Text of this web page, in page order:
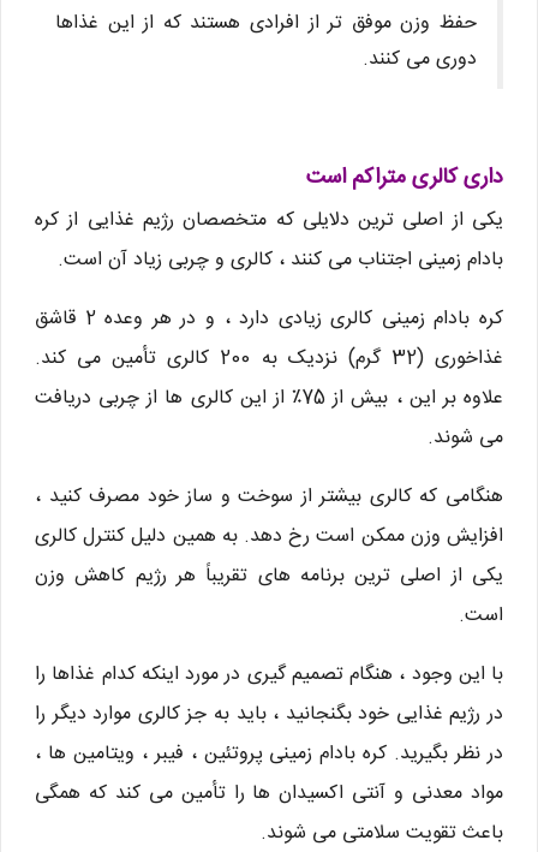
حفظ وزن موفق تر از افرادی هستند که از این غذاها
دوری می کنند.
داری کالری متراکم است
یکی از اصلی ترین دلایلی که متخصصان رژیم غذایی از کره
بادام زمینی اجتناب می کنند ، کالری و چربی زیاد آن است.
کره بادام زمینی کالری زیادی دارد ، و در هر وعده 2 قاشق
غذاخوری (32 گرم) نزدیک به 200 کالری تأمین می کند.
علاوه بر این ، بیش از 75٪ از این کالری ها از چربی دریافت
می شوند.
هنگامی که کالری بیشتر از سوخت و ساز خود مصرف کنید ،
افزایش وزن ممکن است رخ دهد. به همین دلیل کنترل کالری
یکی از اصلی ترین برنامه های تقریباً هر رژیم کاهش وزن
است.
با این وجود ، هنگام تصمیم گیری در مورد اینکه کدام غذاها را
در رژیم غذایی خود بگنجانید ، باید به جز کالری موارد دیگر را
در نظر بگیرید. کره بادام زمینی پروتئین ، فیبر ، ویتامین ها ،
مواد معدنی و آنتی اکسیدان ها را تأمین می کند که همگی
باعث تقویت سلامتی می شوند.